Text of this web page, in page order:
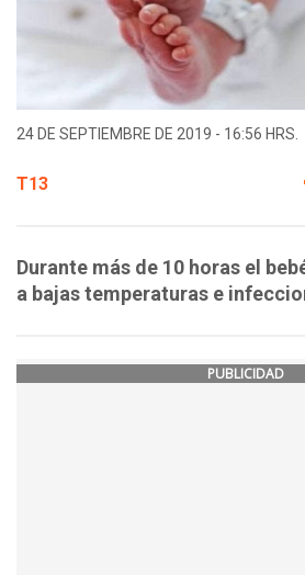
24 DE SEPTIEMBRE DE 2019 - 16:56 HRS.
T13
Durante más de 10 horas el
a bajas temperaturas e
PUBLICIDAD